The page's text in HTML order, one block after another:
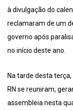
à divulgação do
reclamaram de um
governo após
no início deste ano.
Na tarde desta
RN se reuniram,
assembleia nesta